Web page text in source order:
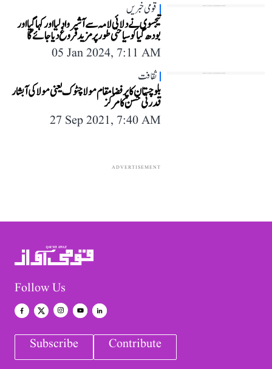
قومی خبریں
تیجسوی نے دلائی لامہ سے آشیر واد لیا اورکہاگیا اور
بودھ گیا کو سیاحتی طور پر مزید فروغ دیاجائے گا
05 Jan 2024, 7:11 AM
ثقافت
بلوچستان کا پر فضا مقام مولا چٹوک یعنی مولا کی آبشار
قدرتی حسن کا مرکز
27 Sep 2021, 7:40 AM
ADVERTISEMENT
Follow Us
Subscribe Contribute